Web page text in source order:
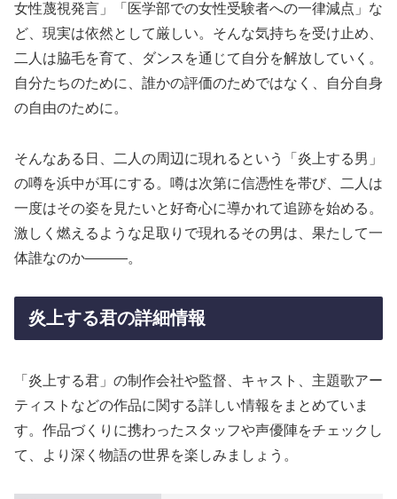
女性蔑視発言」「医学部での女性受験者への一律減点」な
ど、現実は依然として厳しい。そんな気持ちを受け止め、
二人は脇毛を育て、ダンスを通じて自分を解放していく。
自分たちのために、誰かの評価のためではなく、自分自身
の自由のために。
そんなある日、二人の周辺に現れるという「炎上する男」
の噂を浜中が耳にする。噂は次第に信憑性を帯び、二人は
一度はその姿を見たいと好奇心に導かれて追跡を始める。
激しく燃えるような足取りで現れるその男は、果たして一
体誰なのか―――。
炎上する君の詳細情報
「炎上する君」の制作会社や監督、キャスト、主題歌アー
ティストなどの作品に関する詳しい情報をまとめていま
す。作品づくりに携わったスタッフや声優陣をチェックし
て、より深く物語の世界を楽しみましょう。